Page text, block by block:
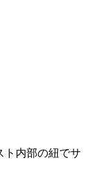
ト内部の紐でサ